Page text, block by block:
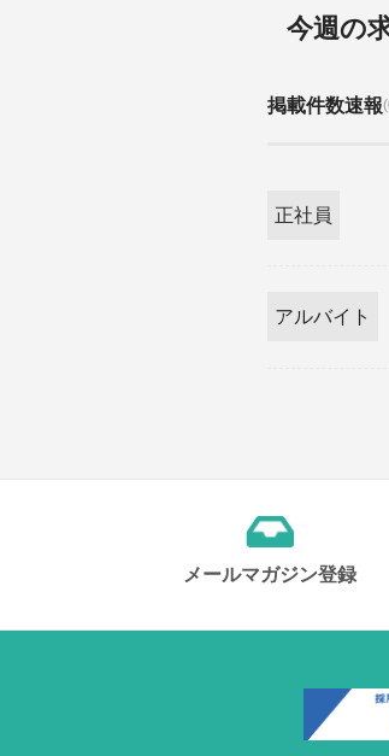
今週の
掲載件数速報
正社員
アルバイト
メールマガジン登録